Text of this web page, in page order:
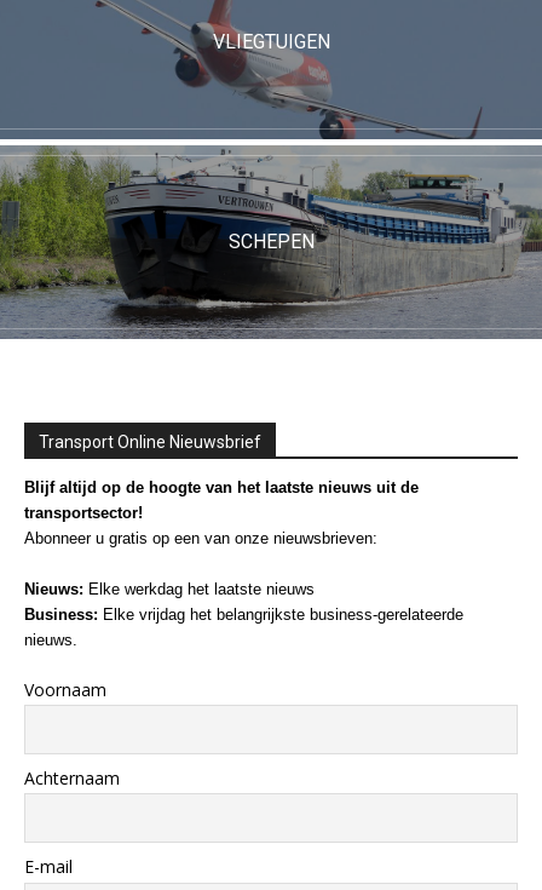
VLIEGTUIGEN
SCHEPEN
Transport Online Nieuwsbrief
Blijf altijd op de hoogte van het laatste nieuws uit de
transportsector!
Abonneer u gratis op een van onze nieuwsbrieven:
Nieuws: Elke werkdag het laatste nieuws
Business: Elke vrijdag het belangrijkste business-gerelateerde
nieuws.
Voornaam
Achternaam
E-mail